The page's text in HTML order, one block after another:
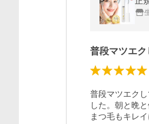
普段マツエ
普段マツエク
した。朝と晩
まつ毛もキレ